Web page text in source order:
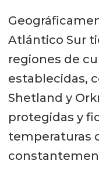
Atlántico Sur
regiones de
establecidas,
Shetland y
protegidas y
temperaturas